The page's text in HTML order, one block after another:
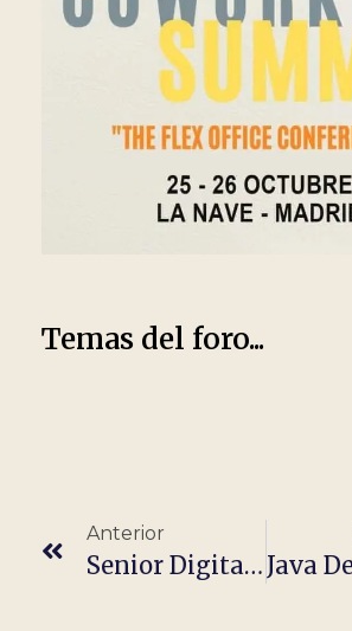
Temas del foro...
Anterior
Senior Digital Designer (Spain)